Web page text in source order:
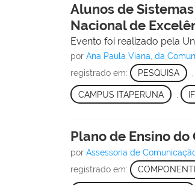
Alunos de
Nacional de
Evento foi realizado pela
porAna Paula Viana, da
registrado em: PESQUISA
CAMPUS ITAPERUNA
Plano de Ensino
porAssessoria de
registrado em: